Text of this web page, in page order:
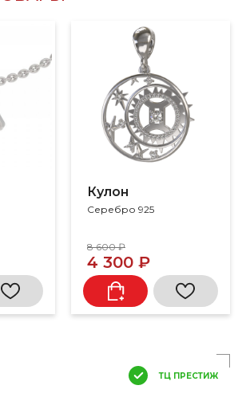
Кулон
Серебро 925
8 600 ₽
4 300 ₽
ТЦ ПРЕСТИЖ